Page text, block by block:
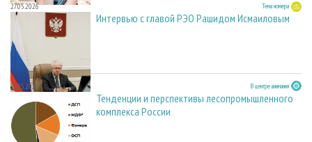
27.05.2026 Тема номера
Интервью с главой РЭО Рашидом Исмаиловым
27.05.2026 В центре внимания
Тенденции и перспективы лесопромышленного
комплекса России